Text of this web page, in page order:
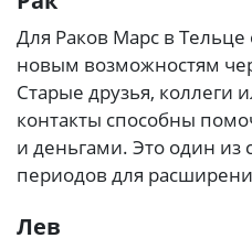
Для Раков Марс в Тельце
новым возможностям
Старые друзья, коллеги
контакты способны
и деньгами. Это один из
периодов для
Лев